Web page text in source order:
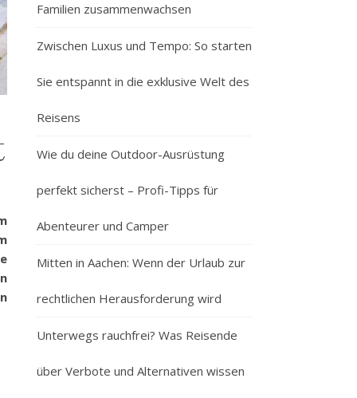
Familien zusammenwachsen
Zwischen Luxus und Tempo: So starten
Sie entspannt in die exklusive Welt des
Reisens
Wie du deine Outdoor-Ausrüstung
perfekt sicherst – Profi-Tipps für
Abenteurer und Camper
Mitten in Aachen: Wenn der Urlaub zur
rechtlichen Herausforderung wird
Unterwegs rauchfrei? Was Reisende
über Verbote und Alternativen wissen